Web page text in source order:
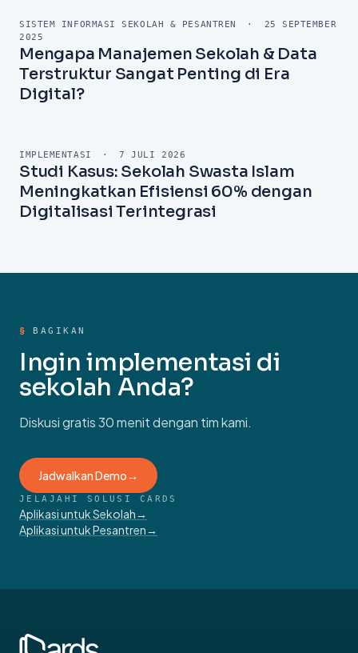
SISTEM INFORMASI SEKOLAH & PESANTREN ·
25 SEPTEMBER
2025
Mengapa Manajemen Sekolah & Data
Terstruktur Sangat Penting di Era
Digital?
IMPLEMENTASI · 7 JULI 2026
Studi Kasus: Sekolah Swasta Islam
Meningkatkan Efisiensi 60% dengan
Digitalisasi Terintegrasi
§ BAGIKAN
Ingin implementasi di
sekolah Anda?
Diskusi gratis 30 menit dengan tim kami.
Jadwalkan Demo→
JELAJAHI SOLUSI CARDS
Aplikasi untuk Sekolah→
Aplikasi untuk Pesantren→